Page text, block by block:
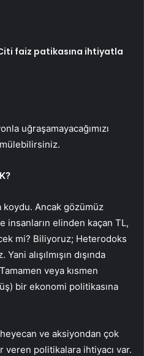
Citi faiz patikasına ihtiyatla
uğraşamayacağımızı
koydu. Ancak gözümüz
insanların elinden kaçan TL,
mi? Biliyoruz; Heterodoks
alışılmışın dışında
veya kısmen
bir ekonomi politikasına
ve aksiyondan çok
veren politikalara ihtiyacı var.